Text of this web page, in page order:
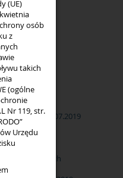
(UE)
osób
z
takich
(ogólne
Nr 119, str.
Urzędu
ważna od 01.07.2019
transportowych